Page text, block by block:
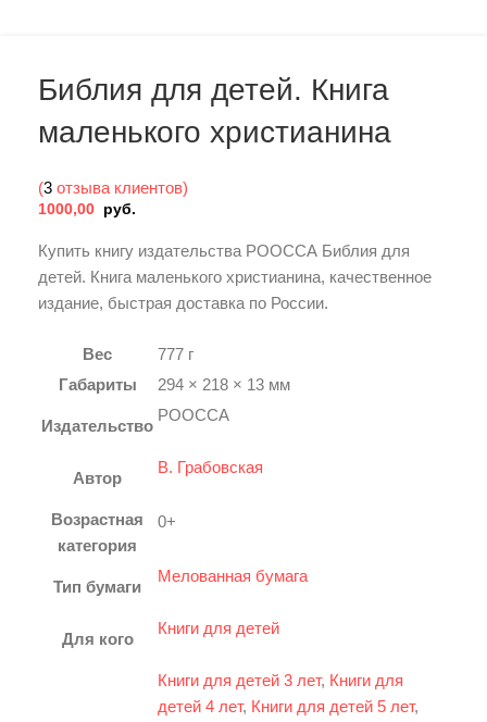
Библия для детей. Книга
маленького христианина
(3 отзыва клиентов)
1000,00 руб.
Купить книгу издательства РООССА Библия для
детей. Книга маленького христианина, качественное
издание, быстрая доставка по России.
Вес
777 г
Габариты
294 × 218 × 13 мм
Издательство
РООССА
Автор
В. Грабовская
Возрастная
категория
0+
Тип бумаги
Мелованная бумага
Для кого
Книги для детей
Книги для детей 3 лет, Книги для
детей 4 лет, Книги для детей 5 лет,